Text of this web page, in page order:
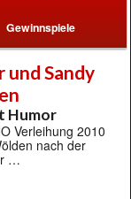
Gewinnspiele
und Sandy
Humor
Verleihung 2010
nach der
…